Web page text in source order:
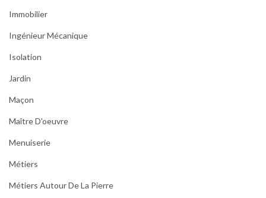
Immobilier
Ingénieur Mécanique
Isolation
Jardin
Maçon
Maître D'oeuvre
Menuiserie
Métiers
Métiers Autour De La Pierre